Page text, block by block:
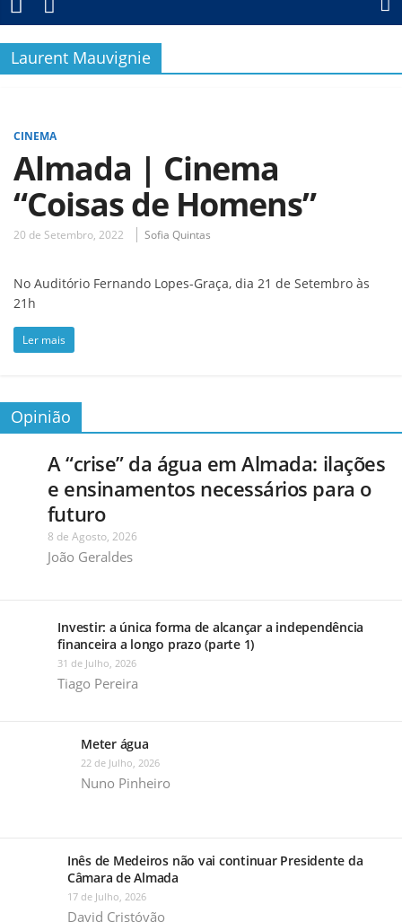
Laurent Mauvignie
CINEMA
Almada | Cinema
“Coisas de Homens”
20 de Setembro, 2022 Sofia Quintas
No Auditório Fernando Lopes-Graça, dia 21 de Setembro às
21h
Ler mais
Opinião
A “crise” da água em Almada: ilações
e ensinamentos necessários para o
futuro
8 de Agosto, 2026
João Geraldes
Investir: a única forma de alcançar a independência
financeira a longo prazo (parte 1)
31 de Julho, 2026
Tiago Pereira
Meter água
22 de Julho, 2026
Nuno Pinheiro
Inês de Medeiros não vai continuar Presidente da
Câmara de Almada
17 de Julho, 2026
David Cristóvão